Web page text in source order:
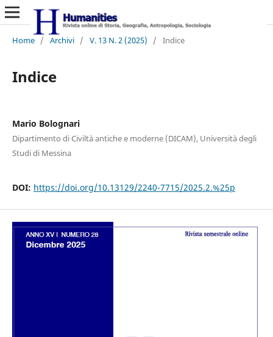
Home / Archivi / V. 13 N. 2 (2025) / Indice
Indice
Mario Bolognari
Dipartimento di Civiltà antiche e moderne (DICAM), Università degli
Studi di Messina
DOI: https://doi.org/10.13129/2240-7715/2025.2.%25p